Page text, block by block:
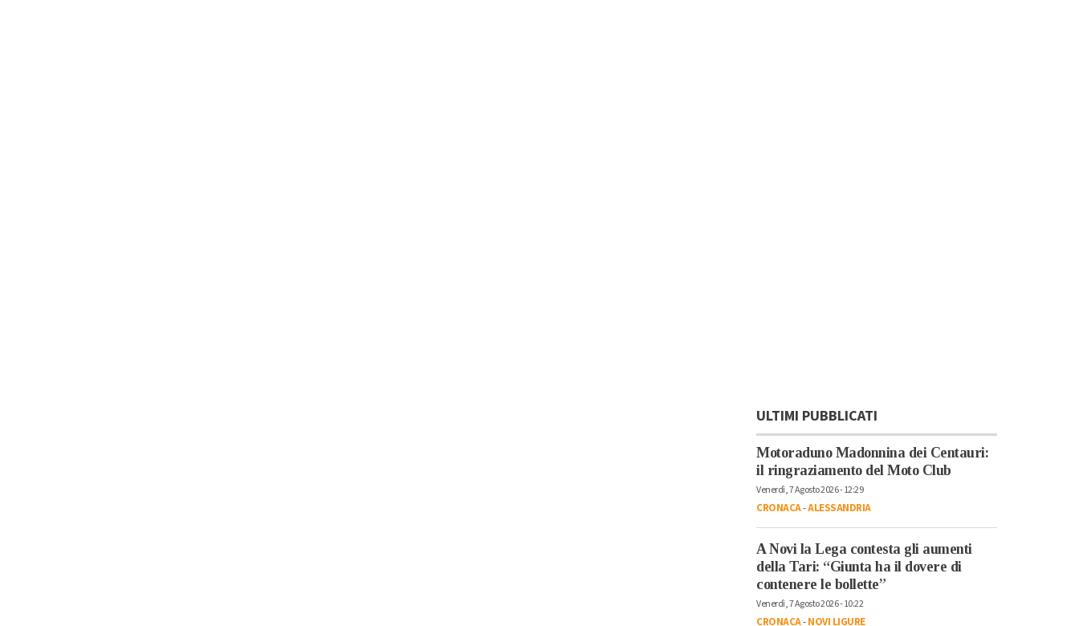
ULTIMI PUBBLICATI
Motoraduno Madonnina dei Centauri:
il ringraziamento del Moto Club
Venerdì, 7 Agosto 2026 - 12:29
CRONACA-ALESSANDRIA
A Novi la Lega contesta gli aumenti
della Tari: “Giunta ha il dovere di
contenere le bollette”
Venerdì, 7 Agosto 2026 - 10:22
CRONACA-NOVI LIGURE